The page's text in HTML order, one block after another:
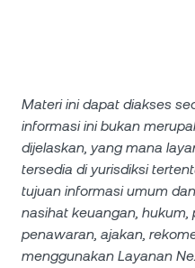
Materi ini dapat diakses
informasi ini bukan
dijelaskan, yang mana
tersedia di yurisdiksi
tujuan informasi umum
nasihat keuangan, hukum,
penawaran, ajakan,
menggunakan Layanan